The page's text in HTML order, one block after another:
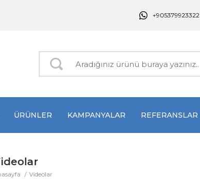
+905379923322
ÜRÜNLER KAMPANYALAR REFERANSLAR
Videolar